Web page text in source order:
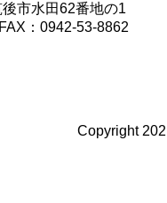
市水田62番地の1
：0942-53-8862
Copyright